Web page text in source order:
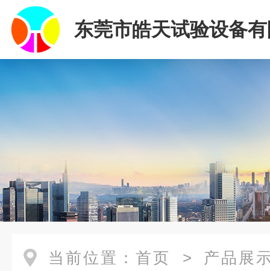
东莞市皓天试验设备
当前位置： 首页 > 产品展